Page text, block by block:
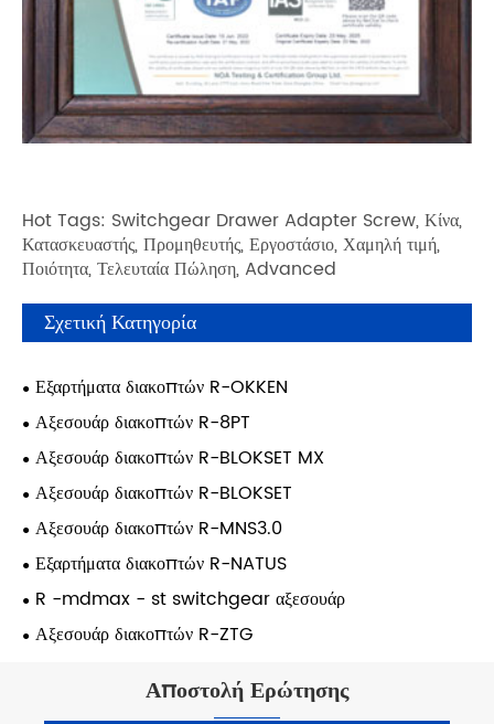
Hot Tags: Switchgear Drawer Adapter Screw, Κίνα,
Κατασκευαστής, Προμηθευτής, Εργοστάσιο, Χαμηλή τιμή,
Ποιότητα, Τελευταία Πώληση, Advanced
Σχετική Κατηγορία
Εξαρτήματα διακοπτών R-OKKEN
Αξεσουάρ διακοπτών R-8PT
Αξεσουάρ διακοπτών R-BLOKSET MX
Αξεσουάρ διακοπτών R-BLOKSET
Αξεσουάρ διακοπτών R-MNS3.0
Εξαρτήματα διακοπτών R-NATUS
R -mdmax - st switchgear αξεσουάρ
Αξεσουάρ διακοπτών R-ZTG
Αποστολή Ερώτησης